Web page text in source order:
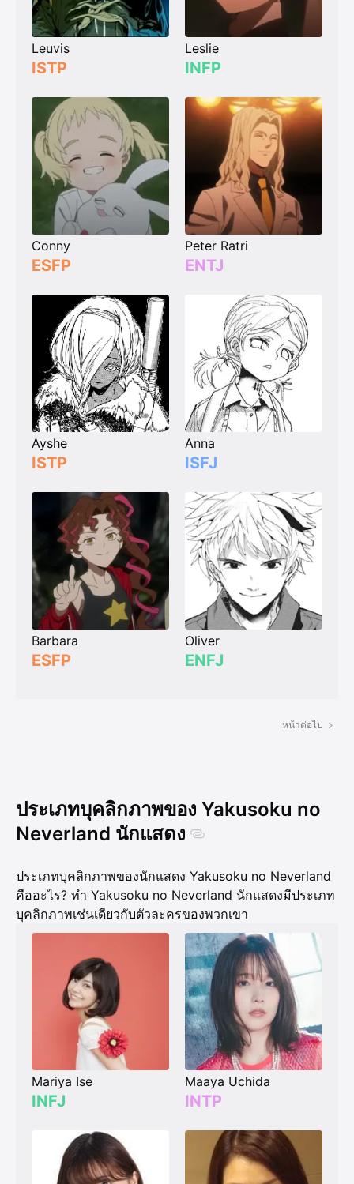
Leuvis
ISTP
Leslie
INFP
Conny
ESFP
Peter Ratri
ENTJ
Ayshe
ISTP
Anna
ISFJ
Barbara
ESFP
Oliver
ENFJ
หน้าต่อไป
ประเภทบุคลิกภาพของ Yakusoku no
Neverland นักแสดง
ประเภทบุคลิกภาพของนักแสดง Yakusoku no Neverland
คืออะไร? ทำ Yakusoku no Neverland นักแสดงมีประเภท
บุคลิกภาพเช่นเดียวกับตัวละครของพวกเขา
Mariya Ise
INFJ
Maaya Uchida
INTP